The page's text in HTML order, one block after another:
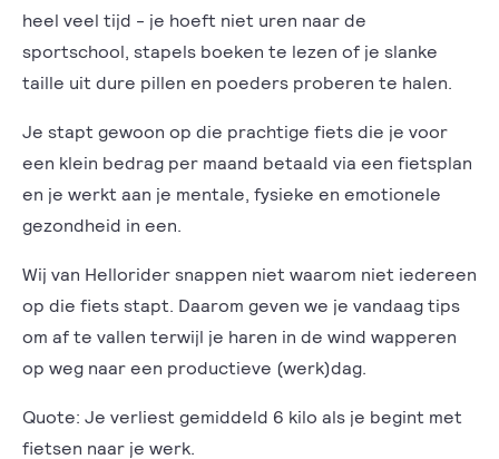
heel veel tijd - je hoeft niet uren naar de
sportschool, stapels boeken te lezen of je slanke
taille uit dure pillen en poeders proberen te halen.
Je stapt gewoon op die prachtige fiets die je voor
een klein bedrag per maand betaald via een fietsplan
en je werkt aan je mentale, fysieke en emotionele
gezondheid in een.
Wij van Hellorider snappen niet waarom niet iedereen
op die fiets stapt. Daarom geven we je vandaag tips
om af te vallen terwijl je haren in de wind wapperen
op weg naar een productieve (werk)dag.
Quote: Je verliest gemiddeld 6 kilo als je begint met
fietsen naar je werk.